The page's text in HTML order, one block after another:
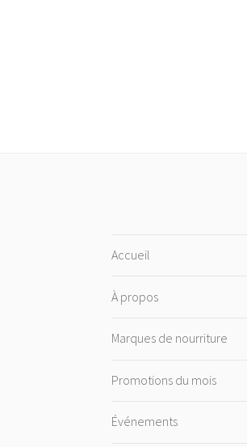
Accueil
À propos
Marques de nourriture
Promotions du mois
Événements